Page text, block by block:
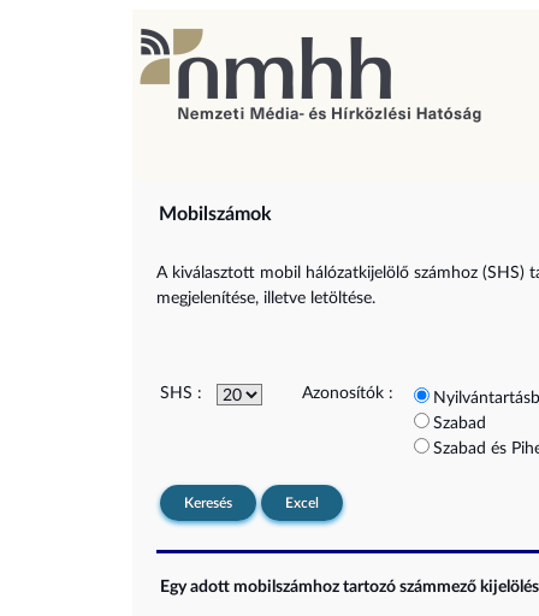
Mobilszámok
A kiválasztott mobil hálózatkijelölő számhoz
megjelenítése, illetve letöltése.
SHS : Azonosítók :
Szabad
Szabad és
Keresés Excel
Egy adott mobilszámhoz tartozó számmező